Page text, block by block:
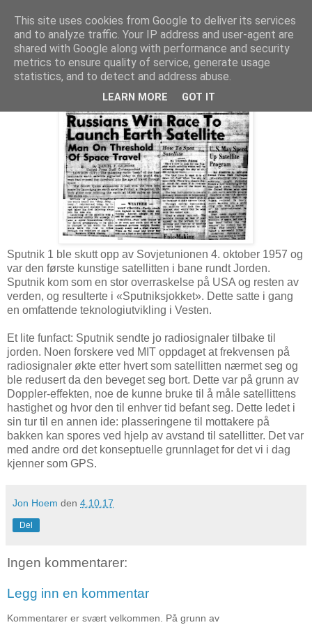
4. oktober 2017
Sputnik 1 (og GPS) – 60 år
Sputnik 1 ble skutt opp av Sovjetunionen 4. oktober 1957 og
var den første kunstige satellitten i bane rundt Jorden.
Sputnik kom som en stor overraskelse på USA og resten av
verden, og resulterte i «Sputniksjokket». Dette satte i gang
en omfattende teknologiutvikling i Vesten.
Et lite funfact: Sputnik sendte jo radiosignaler tilbake til
jorden. Noen forskere ved MIT oppdaget at frekvensen på
radiosignaler økte etter hvert som satellitten nærmet seg og
ble redusert da den beveget seg bort. Dette var på grunn av
Doppler-effekten, noe de kunne bruke til å måle satellittens
hastighet og hvor den til enhver tid befant seg. Dette ledet i
sin tur til en annen ide: plasseringene til mottakere på
bakken kan spores ved hjelp av avstand til satellitter. Det var
med andre ord det konseptuelle grunnlaget for det vi i dag
kjenner som GPS.
Jon Hoem den 4.10.17
Del
Ingen kommentarer:
Legg inn en kommentar
Kommentarer er svært velkommen. På grunn av
This site uses cookies from Google to deliver its services
and to analyze traffic. Your IP address and user-agent are
shared with Google along with performance and security
metrics to ensure quality of service, generate usage
statistics, and to detect and address abuse.
LEARN MORE GOT IT